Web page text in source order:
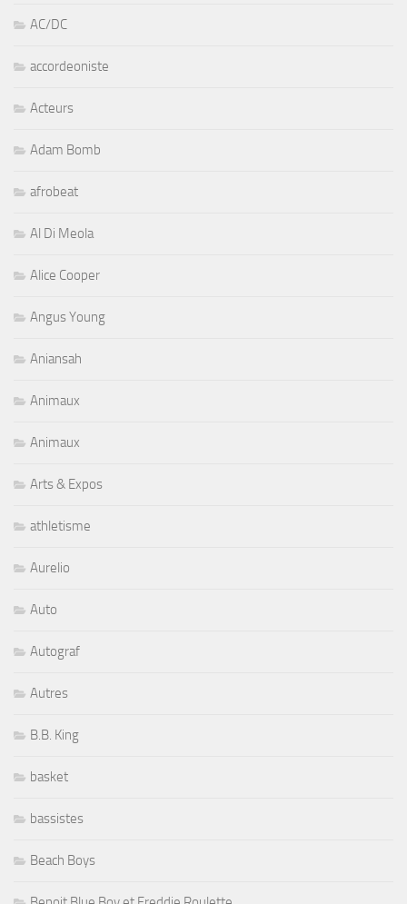
AC/DC
accordeoniste
Acteurs
Adam Bomb
afrobeat
Al Di Meola
Alice Cooper
Angus Young
Aniansah
Animaux
Animaux
Arts & Expos
athletisme
Aurelio
Auto
Autograf
Autres
B.B. King
basket
bassistes
Beach Boys